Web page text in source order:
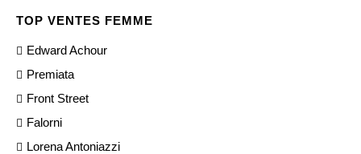
TOP VENTES FEMME
Edward Achour
Premiata
Front Street
Falorni
Lorena Antoniazzi